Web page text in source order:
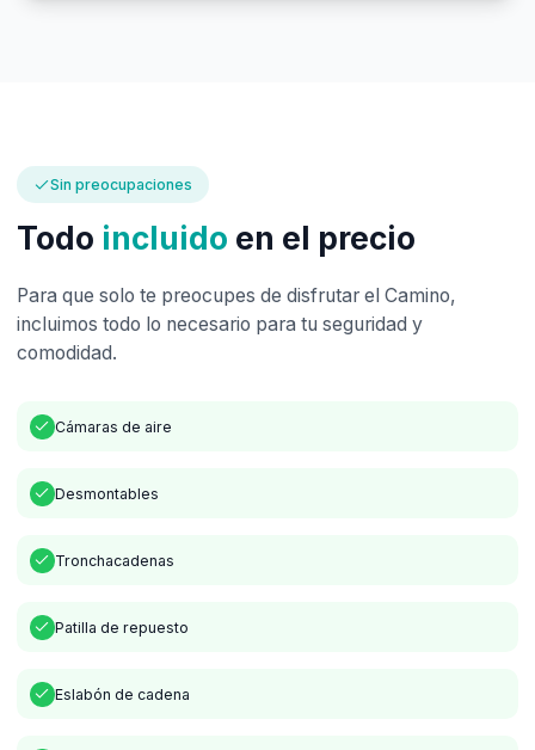
Sin preocupaciones
Todo incluido en el precio
Para que solo te preocupes de disfrutar el Camino,
incluimos todo lo necesario para tu seguridad y
comodidad.
Cámaras de aire
Desmontables
Tronchacadenas
Patilla de repuesto
Eslabón de cadena